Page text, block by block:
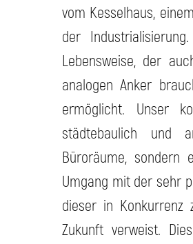
vom Kesselhaus,
der
Lebensweise, der
analogen Anker
ermöglicht. Unser
städtebaulich und
Büroräume, sondern
Umgang mit der sehr
dieser in
Zukunft verweist.